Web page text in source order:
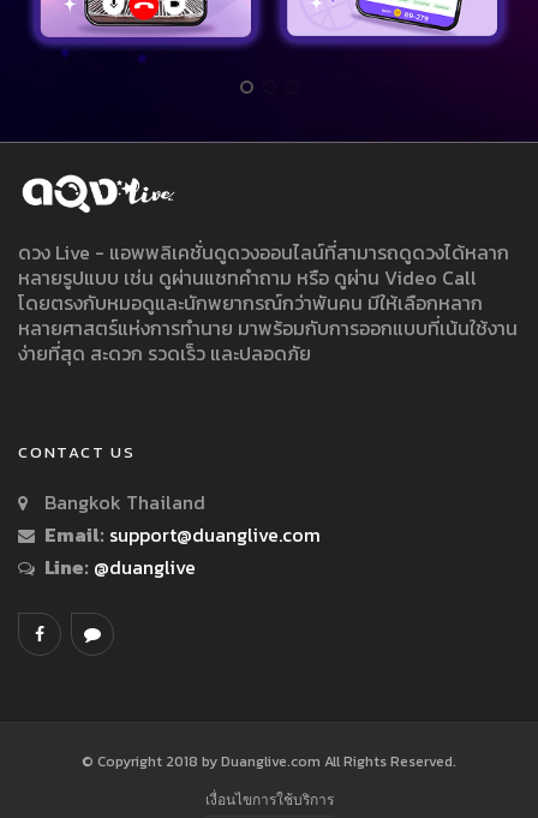
ดวง Live - แอพพลิเคชั่นดูดวงออนไลน์ที่สามารถดูดวงได้หลาก
หลายรูปแบบ เช่น ดูผ่านแชทคำถาม หรือ ดูผ่าน Video Call
โดยตรงกับหมอดูและนักพยากรณ์กว่าพันคน มีให้เลือกหลาก
หลายศาสตร์แห่งการทำนาย มาพร้อมกับการออกแบบที่เน้นใช้งาน
ง่ายที่สุด สะดวก รวดเร็ว และปลอดภัย
CONTACT US
Bangkok Thailand
Email: support@duanglive.com
Line: @duanglive
© Copyright 2018 by Duanglive.com All Rights Reserved.
เงื่อนไขการใช้บริการ